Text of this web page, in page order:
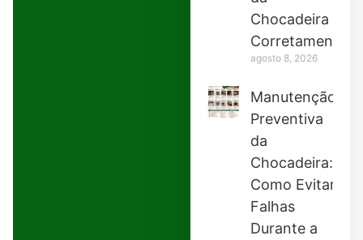
Chocadeira
Corretamente
agosto 8, 2026
Manutenção
Preventiva
da
Chocadeira:
Como Evitar
Falhas
Durante a